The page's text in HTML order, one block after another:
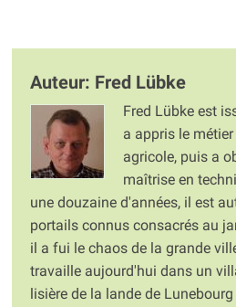
Auteur: Fred Lübke
Fred Lübke est
a appris le
agricole, puis a
maîtrise en
une douzaine d'années, il est
portails connus consacrés au
il a fui le chaos de la grande
travaille aujourd'hui dans un
lisière de la lande de